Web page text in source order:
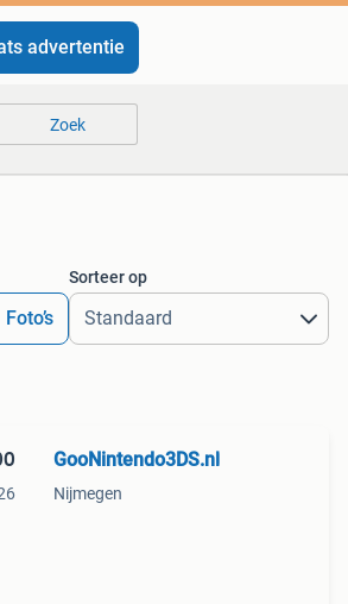
advertentie
Zoek
Foto’s
Sorteer op
GooNintendo3DS.nl
Nijmegen